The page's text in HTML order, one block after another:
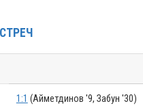
1:1 (Айметдинов '9, Забун '30)